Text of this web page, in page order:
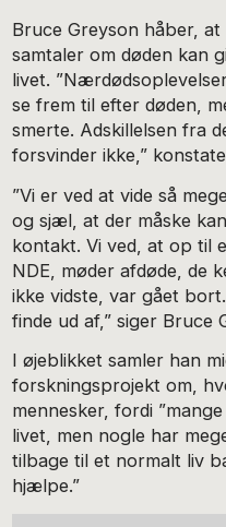
Bruce Greyson håber,
samtaler om døden kan
livet.
se frem til efter døden,
smerte. Adskillelsen fra
forsvinder ikke,”
”Vi er ved at vide så
og sjæl, at der måske
kontakt. Vi ved, at op til
NDE, møder afdøde, de
ikke vidste, var gået
finde ud af,” siger Bruce
I øjeblikket samler han
forskningsprojekt om,
mennesker, fordi
livet, men nogle har
tilbage til et normalt liv
hjælpe.”